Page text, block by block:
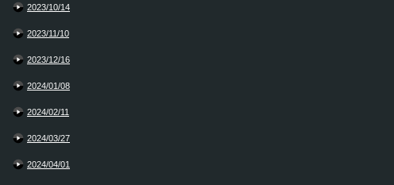
2023/10/14
2023/11/10
2023/12/16
2024/01/08
2024/02/11
2024/03/27
2024/04/01